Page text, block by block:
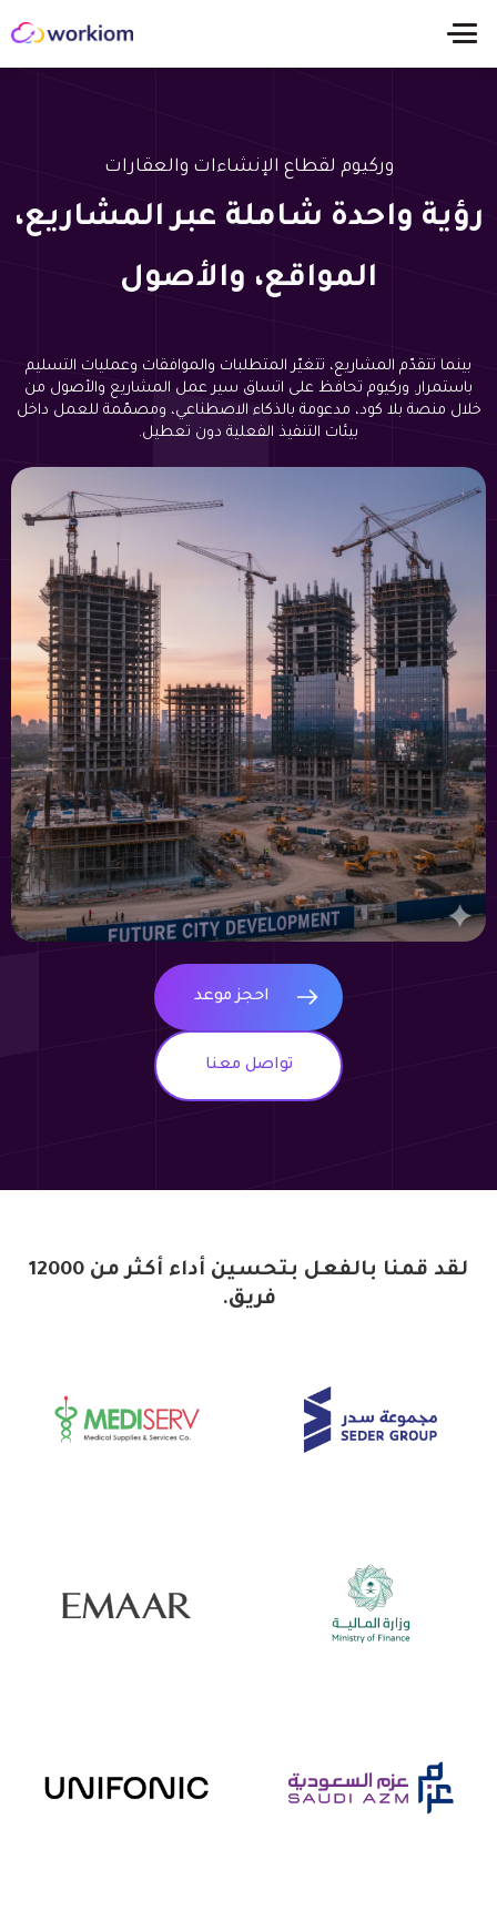
وركيوم لقطاع الإنشاءات والعقارات
رؤية واحدة شاملة عبر المشاريع،
المواقع، والأصول
بينما تتقدّم المشاريع، تتغيّر المتطلبات والموافقات وعمليات التسليم
باستمرار. وركيوم تحافظ على اتساق سير عمل المشاريع والأصول من
خلال منصة بلا كود، مدعومة بالذكاء الاصطناعي، ومصمّمة للعمل داخل
بيئات التنفيذ الفعلية دون تعطيل.
احجز موعد
تواصل معنا
لقد قمنا بالفعل بتحسين أداء أكثر من 12000
فريق.